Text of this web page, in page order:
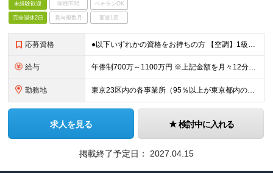
未経験歓迎 学歴不問 ベテランOK
完全週休2日 賞与複数月 面接1回
応募資格 ●以下いずれかの資格をお持ちの方 【空調】1級管工事施工管理技士 【電気】1級電気工事施工管理技士、第一種、第二種、第三種電気主任技術者 【建築】一級建築士、1級建築施工管理技士
給与 年俸制700万～1100万円 ※上記金額を月々12分割支給 ※前職年収・経験・実績を考慮しスタート時の年収を決定します ※月給には固定残業代（約40h分・13万8300円～）を含みます ※超過分は別途
勤務地 東京23区内の各事業所（95％以上が東京都内のビルです） (変更の範囲)上記を除く当社関連勤務地（転居を伴うものを含む）
求人を見る 検討中に入れる
掲載終了予定日： 2027.04.15